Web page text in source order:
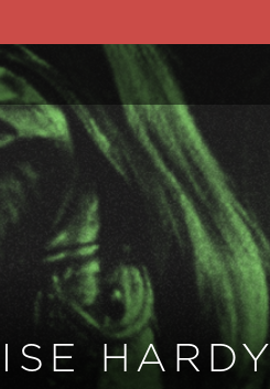
HARDY